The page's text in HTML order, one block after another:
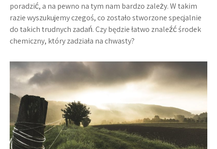
poradzić, a na pewno na tym nam bardzo zależy. W takim
razie wyszukujemy czegoś, co zostało stworzone specjalnie
do takich trudnych zadań. Czy będzie łatwo znaleźć środek
chemiczny, który zadziała na chwasty?